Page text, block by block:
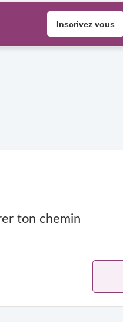
Inscrivez vous
ton chemin